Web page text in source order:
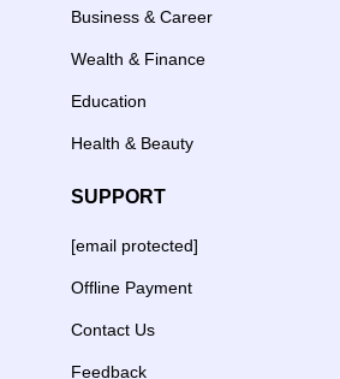
Business & Career
Wealth & Finance
Education
Health & Beauty
SUPPORT
[email protected]
Offline Payment
Contact Us
Feedback